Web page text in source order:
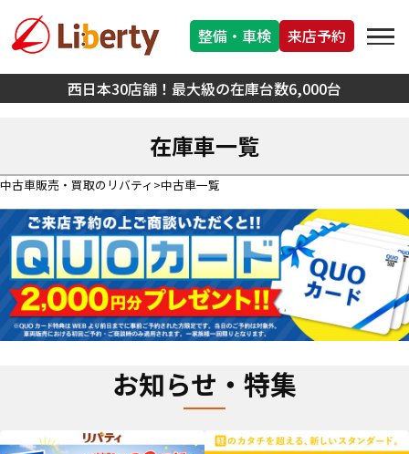
西日本30店舗！最大級の在庫台数6,000台
整備・車検 来店予約
在庫車一覧
中古車販売・買取のリバティ 中古車一覧
お知らせ・特集